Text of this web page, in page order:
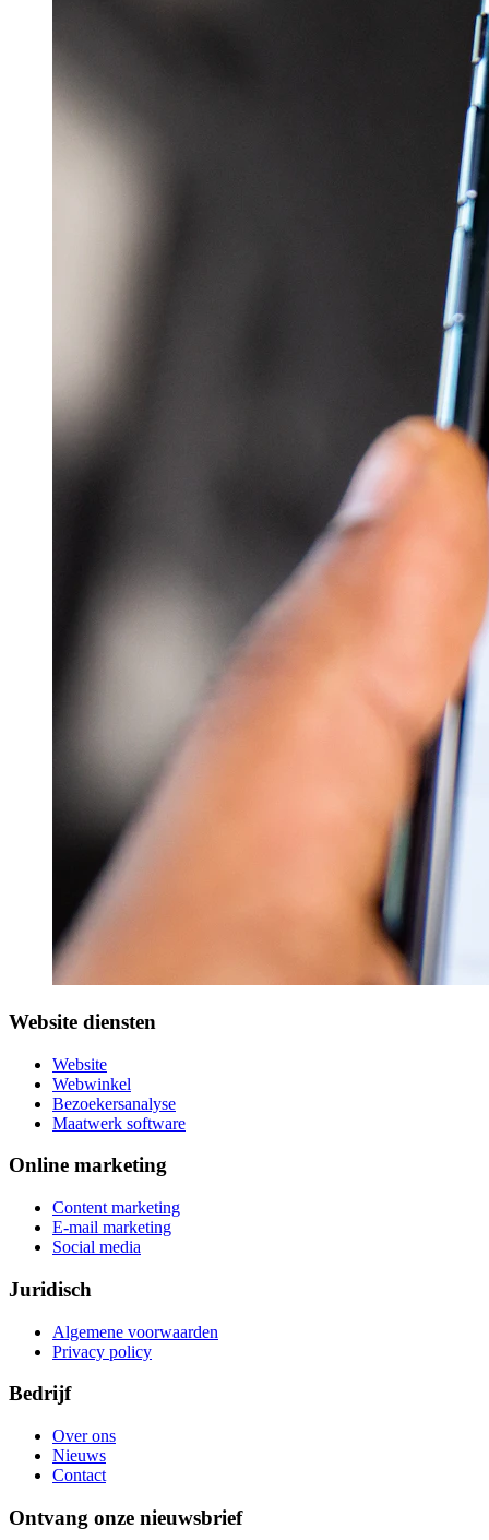
Website diensten
Website
Webwinkel
Bezoekersanalyse
Maatwerk software
Online marketing
Content marketing
E-mail marketing
Social media
Juridisch
Algemene voorwaarden
Privacy policy
Bedrijf
Over ons
Nieuws
Contact
Ontvang onze nieuwsbrief